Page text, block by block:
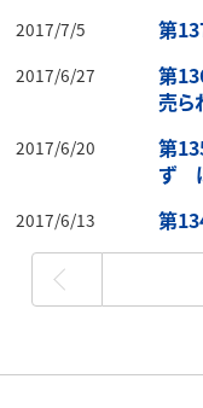
2017/7/5 第
2017/6/27
第
売
2017/6/20
第
ず
2017/6/13
第
最初